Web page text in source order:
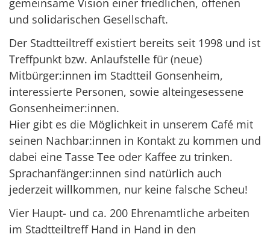
und solidarischen Gesellschaft.
Der Stadtteiltreff existiert bereits seit 1998 und ist
Treffpunkt bzw. Anlaufstelle für (neue)
Mitbürger:innen im Stadtteil Gonsenheim,
interessierte Personen, sowie alteingesessene
Gonsenheimer:innen.
Hier gibt es die Möglichkeit in unserem Café mit
seinen Nachbar:innen in Kontakt zu kommen und
dabei eine Tasse Tee oder Kaffee zu trinken.
Sprachanfänger:innen sind natürlich auch
jederzeit willkommen, nur keine falsche Scheu!
Vier Haupt- und ca. 200 Ehrenamtliche arbeiten
im Stadtteiltreff Hand in Hand in den